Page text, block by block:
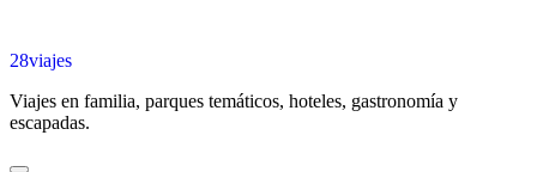
28viajes
Viajes en familia, parques temáticos, hoteles, gastronomía y
escapadas.